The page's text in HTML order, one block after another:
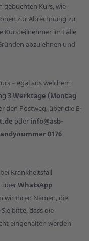
gebuchten Kurs, wie
zur Abrechnung zu
Kursteilnehmer im Falle
abzulehnen und
– egal aus welchem
3 Werktage (Montag
den Postweg, über die E-
oder info@asb-
0176
Krankheitsfall
überWhatsApp
wir Ihren Namen, die
bitte, dass die
eingehalten werden